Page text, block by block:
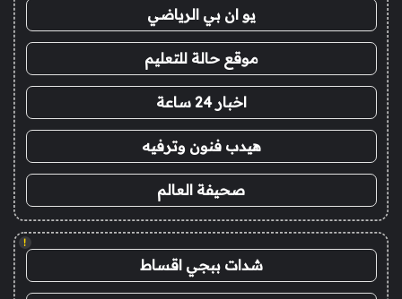
يو ان بي الرياضي
موقع حالة للتعليم
اخبار 24 ساعة
هيدب فنون وترفيه
صحيفة العالم
!
شدات ببجي اقساط